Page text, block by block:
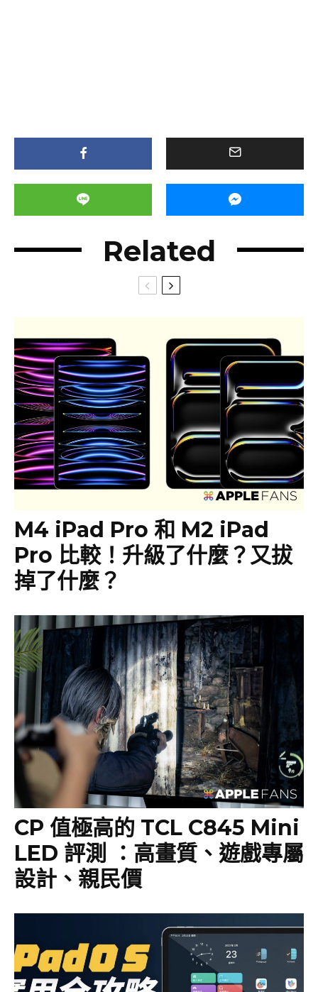
Related
M4 iPad Pro 和 M2 iPad
Pro 比較！升級了什麼？又拔
掉了什麼？
CP 值極高的 TCL C845 Mini
LED 評測 ：高畫質、遊戲專屬
設計、親民價